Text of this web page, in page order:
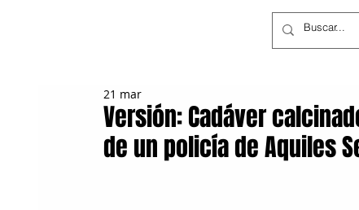
Versión: Cadáver
de un policía de Aquiles
21 mar